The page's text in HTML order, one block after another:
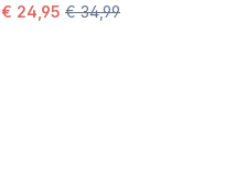
€ 24,95 € 34,99